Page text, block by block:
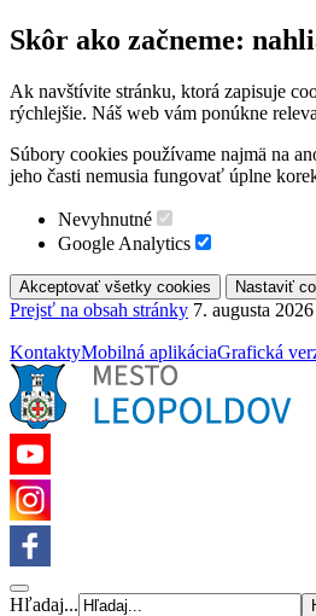
Skôr ako začneme:
Ak navštívite stránku, ktorá zapisuje
rýchlejšie. Náš web vám ponúkne
Súbory cookies používame najmä na
jeho časti nemusia fungovať úplne
Nevyhnutné
Google Analytics
Prejsť na obsah stránky 7. augusta
KontaktyMobilná aplikáciaGrafická
Hľadaj...